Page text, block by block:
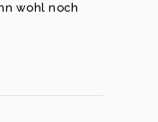
wohl noch